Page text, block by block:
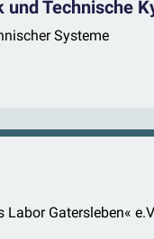
Technische
Systeme
Gatersleben«